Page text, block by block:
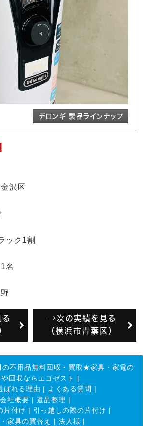
デロンギ 製品ラインナップ
金沢区
ック1割
名
→次の実績を見る
（横浜市青葉区）
の不用品無料回収・買取★家具・家電の
や回収ならエコゼスト
|
ばれる理由 | よくある質問 |
会社概要 | 遺品整理 |
片付け | 引っ越しの際の片付け |
家具の買替え | 法人様 |